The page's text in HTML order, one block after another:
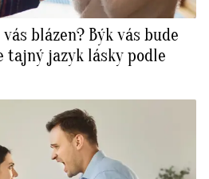
blázen? Býk vás bude
tajný jazyk lásky podle